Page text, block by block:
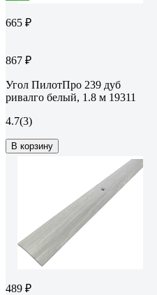
665 ₽
867 ₽
Угол ПилотПро 239 дуб
ривалго белый, 1.8 м 19311
4.7(3)
В корзину
489 ₽